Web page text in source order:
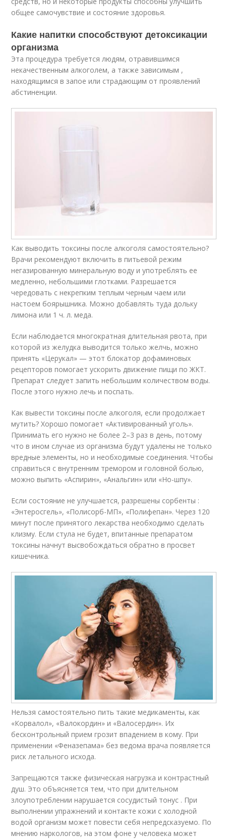
общее самочувствие и состояние здоровья.
Какие напитки способствуют детоксикации
организма
Эта процедура требуется людям, отравившимся
некачественным алкоголем, а также зависимым ,
находящимся в запое или страдающим от проявлений
абстиненции.
Как выводить токсины после алкоголя самостоятельно?
Врачи рекомендуют включить в питьевой режим
негазированную минеральную воду и употреблять ее
медленно, небольшими глотками. Разрешается
чередовать с некрепким теплым черным чаем или
настоем боярышника. Можно добавлять туда дольку
лимона или 1 ч. л. меда.
Если наблюдается многократная длительная рвота, при
которой из желудка выводится только желчь, можно
принять «Церукал» — этот блокатор дофаминовых
рецепторов помогает ускорить движение пищи по ЖКТ.
Препарат следует запить небольшим количеством воды.
После этого нужно лечь и поспать.
Как вывести токсины после алкоголя, если продолжает
мутить? Хорошо помогает «Активированный уголь».
Принимать его нужно не более 2–3 раз в день, потому
что в ином случае из организма будут удалены не только
вредные элементы, но и необходимые соединения. Чтобы
справиться с внутренним тремором и головной болью,
можно выпить «Аспирин», «Анальгин» или «Но-шпу».
Если состояние не улучшается, разрешены сорбенты :
«Энтеросгель», «Полисорб-МП», «Полифепан». Через 120
минут после принятого лекарства необходимо сделать
клизму. Если стула не будет, впитанные препаратом
токсины начнут высвобождаться обратно в просвет
кишечника.
Нельзя самостоятельно пить такие медикаменты, как
«Корвалол», «Валокордин» и «Валосердин». Их
бесконтрольный прием грозит впадением в кому. При
применении «Феназепама» без ведома врача появляется
риск летального исхода.
Запрещаются также физическая нагрузка и контрастный
душ. Это объясняется тем, что при длительном
злоупотреблении нарушается сосудистый тонус . При
выполнении упражнений и контакте кожи с холодной
водой организм может повести себя непредсказуемо. По
мнению наркологов, на этом фоне у человека может